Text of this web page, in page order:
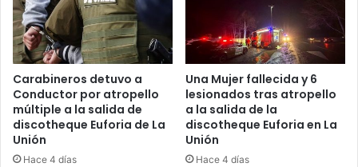
Carabineros detuvo a
Conductor por atropello
múltiple a la salida de
discotheque Euforia de La
Unión
Hace 4 días
Una Mujer fallecida y 6
lesionados tras atropello
a la salida de la
discotheque Euforia en La
Unión
Hace 4 días